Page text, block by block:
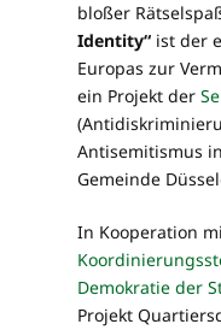
bloßer
Identity“ ist der
Europas zur
ein Projekt der
Antisemitismus
Gemeinde
In Kooperation
Demokratie der
Projekt